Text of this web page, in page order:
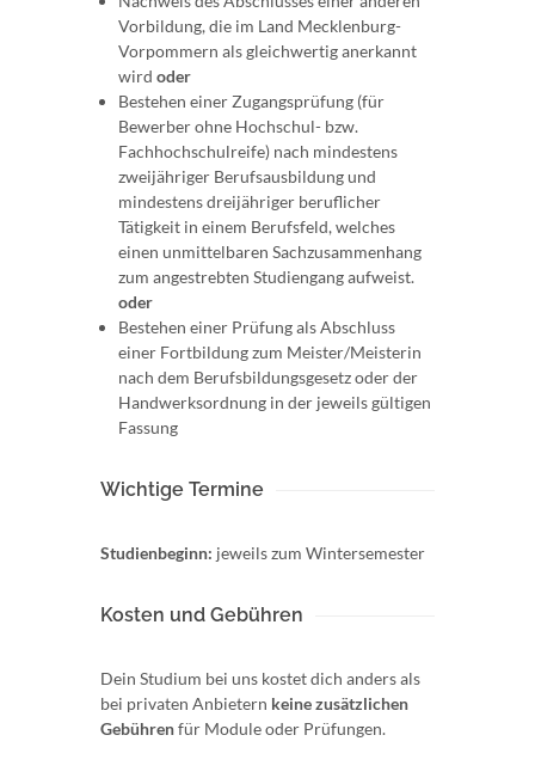
Vorbildung, die im Land Mecklenburg-
Vorpommern als gleichwertig anerkannt
wird oder
Bestehen einer Zugangsprüfung (für
Bewerber ohne Hochschul- bzw.
Fachhochschulreife) nach mindestens
zweijähriger Berufsausbildung und
mindestens dreijähriger beruflicher
Tätigkeit in einem Berufsfeld, welches
einen unmittelbaren Sachzusammenhang
zum angestrebten Studiengang aufweist.
oder
Bestehen einer Prüfung als Abschluss
einer Fortbildung zum Meister/Meisterin
nach dem Berufsbildungsgesetz oder der
Handwerksordnung in der jeweils gültigen
Fassung
Wichtige Termine
Studienbeginn: jeweils zum Wintersemester
Kosten und Gebühren
Dein Studium bei uns kostet dich anders als
bei privaten Anbietern keine zusätzlichen
Gebührenfür Module oder Prüfungen.